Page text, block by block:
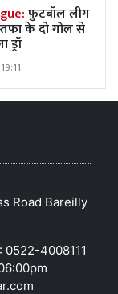
फुटबॉल लीग
के दो गोल से
Road Bareilly
0522-4008111